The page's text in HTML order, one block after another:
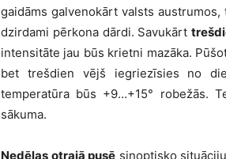
gaidāms galvenokārt valsts
dzirdami pērkona dārdi. Savukārt
intensitāte jau būs krietni mazāka.
bet trešdien vējš iegriezīsies no
temperatūra būs +9…+15° robežās.
sākuma.
Nedēļas otrajā pusē sinoptisko